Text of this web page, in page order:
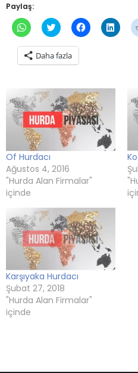
Paylaş:
WhatsApp'ta
paylaşmak
tıklayın
(Yeni
pencerede
Twitter
üzerinde
için
tıklayın
(Yeni
Facebook'ta
paylaşmak
Daha fazla
Of Hurdacı
Ağustos 4, 2016
"Hurda Alan Firmalar"
içinde
Karşıyaka Hurdacı
Şubat 27, 2018
"Hurda Alan Firmalar"
içinde